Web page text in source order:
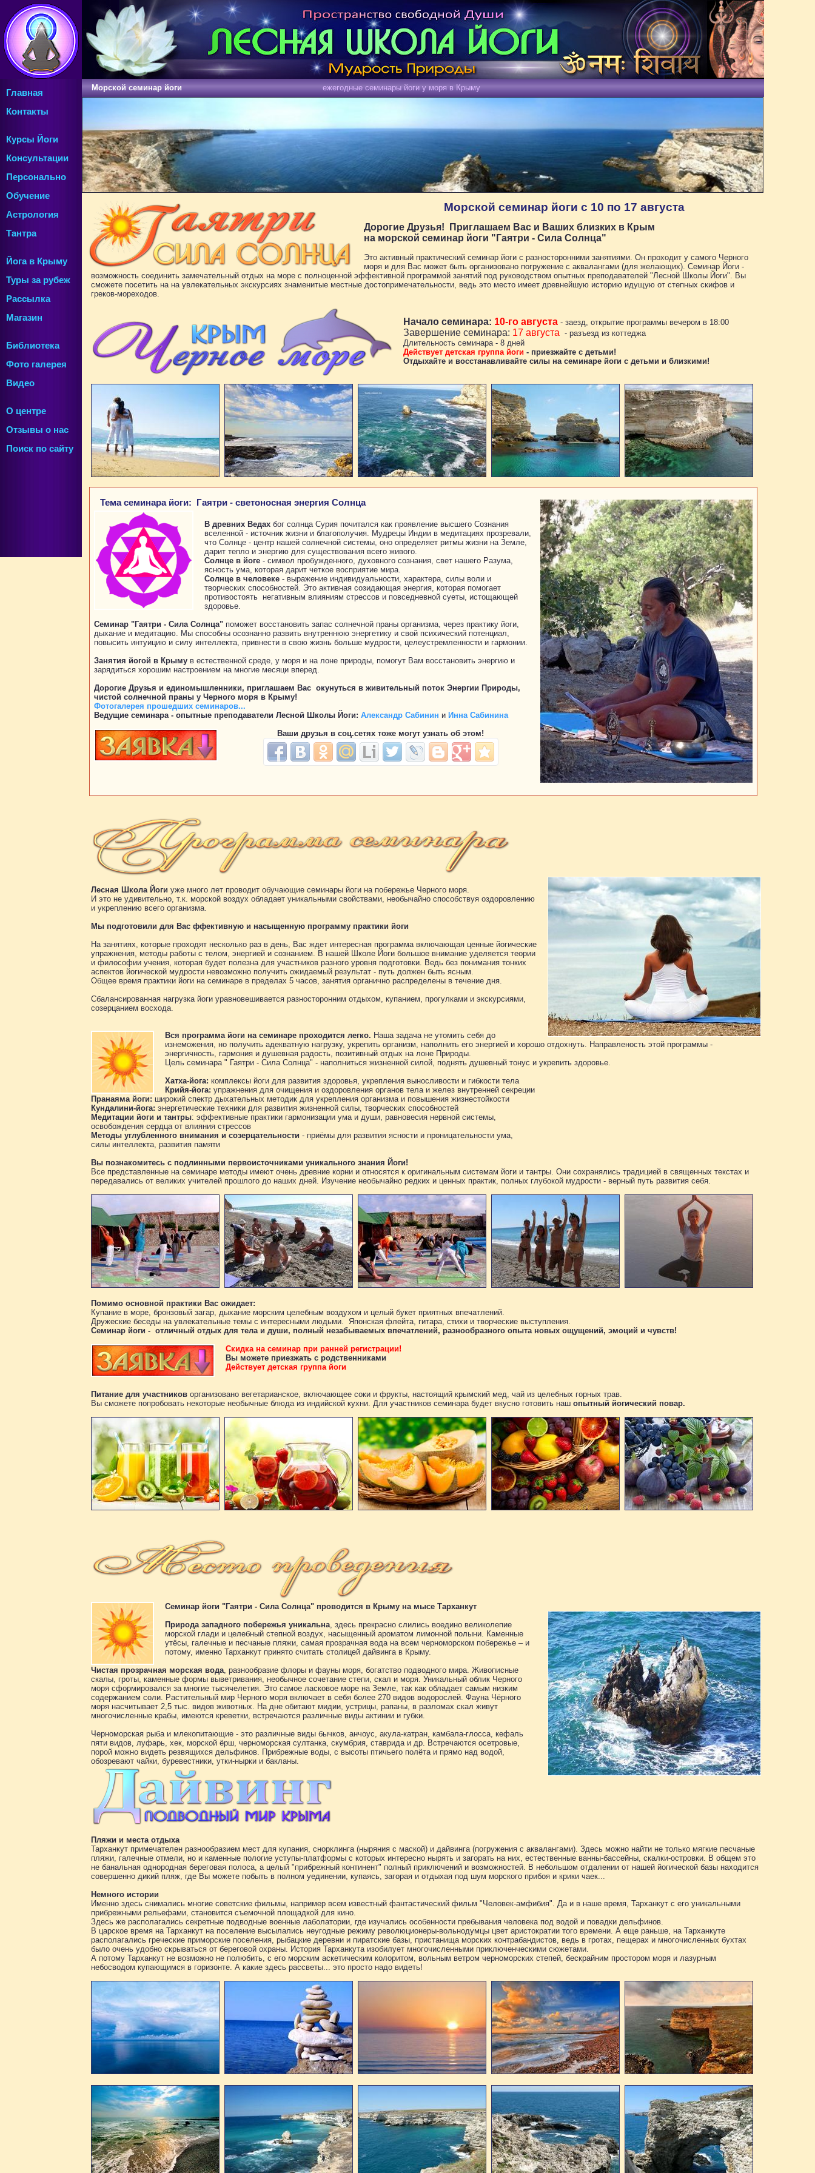
Главная
Контакты
Курсы Йоги
Консультации
Персонально
Обучение
Астрология
Тантра
Йога в Крыму
Туры за рубеж
Рассылка
Магазин
Библиотека
Фото галерея
Видео
О центре
Отзывы о нас
Поиск по сайту
Морской семинар йоги ежегодные семинары йоги у моря в Крыму
Морской семинар йоги с 10 по 17 августа
Дорогие Друзья! Приглашаем Вас и Ваших близких в Крым
на морской семинар йоги "Гаятри - Сила Солнца"
Это активный практический семинар йоги с разносторонними занятиями. Он проходит у самого Черного
моря и для Вас может быть организовано погружение с аквалангами (для желающих). Семинар Йоги -
возможность соединить замечательный отдых на море с полноценной эффективной программой занятий под руководством опытных преподавателей "Лесной Школы Йоги". Вы
сможете посетить на на увлекательных экскурсиях знаменитые местные достопримечательности, ведь это место имеет древнейшую историю идущую от степных скифов и
греков-мореходов.
Начало семинара: 10-го августа - заезд, открытие программы вечером в 18:00
Завершение семинара: 17 августа - разъезд из коттеджа
Длительность семинара - 8 дней
Действует детская группа йоги - приезжайте с детьми!
Отдыхайте и восстанавливайте силы на семинаре йоги с детьми и близкими!
Тема семинара йоги: Гаятри - светоносная энергия Солнца
В древних Ведахбог солнца Сурия почитался как проявление высшего Сознания
вселенной - источник жизни и благополучия. Мудрецы Индии в медитациях прозревали,
что Солнце - центр нашей солнечной системы, оно определяет ритмы жизни на Земле,
дарит тепло и энергию для существования всего живого.
Солнце в йоге- символ пробужденного, духовного сознания, свет нашего Разума,
ясность ума, которая дарит четкое восприятие мира.
Солнце в человеке- выражение индивидуальности, характера, силы воли и
творческих способностей. Это активная созидающая энергия, которая помогает
противостоять негативным влияниям стрессов и повседневной суеты, истощающей
здоровье.
Семинар "Гаятри - Сила Солнца" поможет восстановить запас солнечной праны организма, через практику йоги,
дыхание и медитацию. Мы способны осознанно развить внутреннюю энергетику и свой психический потенциал,
повысить интуицию и силу интеллекта, привнести в свою жизнь больше мудрости, целеустремленности и гармонии.
Занятия йогой в Крымув естественной среде, у моря и на лоне природы, помогут Вам восстановить энергию и
зарядиться хорошим настроением на многие месяци вперед.
Дорогие Друзья и единомышленники, приглашаем Вас окунуться в живительный поток Энергии Природы,
чистой солнечной праны у Черного моря в Крыму!
Фотогалерея прошедших семинаров...
Ведущие семинара - опытные преподаватели Лесной Школы Йоги: Александр Сабинин и Инна Сабинина
Ваши друзья в соц.сетях тоже могут узнать об этом!
Лесная Школа Йоги уже много лет проводит обучающие семинары йоги на побережье Черного моря.
И это не удивительно, т.к. морской воздух обладает уникальными свойствами, необычайно способствуя оздоровлению
и укреплению всего организма.
Мы подготовили для Вас ффективную и насыщенную программу практики йоги
На занятиях, которые проходят несколько раз в день, Вас ждет интересная программа включающая ценные йогические
упражнения, методы работы с телом, энергией и сознанием. В нашей Школе Йоги большое внимание уделяется теории
и философии учения, которая будет полезна для участников разного уровня подготовки. Ведь без понимания тонких
аспектов йогической мудрости невозможно получить ожидаемый результат - путь должен быть ясным.
Общее время практики йоги на семинаре в пределах 5 часов, занятия органично распределены в течение дня.
Сбалансированная нагрузка йоги уравновешивается разносторонним отдыхом, купанием, прогулками и экскурсиями,
созерцанием восхода.
Вся программа йоги на семинаре проходится легко. Наша задача не утомить себя до
изнеможения, но получить адекватную нагрузку, укрепить организм, наполнить его энергией и хорошо отдохнуть. Направленость этой программы -
энергичность, гармония и душевная радость, позитивный отдых на лоне Природы.
Цель семинара " Гаятри - Сила Солнца" - наполниться жизненной силой, поднять душевный тонус и укрепить здоровье.
Хатха-йога: комплексы йоги для развития здоровья, укрепления выносливости и гибкости тела
Крийя-йога: упражнения для очищения и оздоровления органов тела и желез внутренней секреции
Пранаяма йоги: широкий спектр дыхательных методик для укрепления организма и повышения жизнестойкости
Кундалини-йога: энергетические техники для развития жизненной силы, творческих способностей
Медитации йоги и тантры: эффективные практики гармонизации ума и души, равновесия нервной системы,
освобождения сердца от влияния стрессов
Методы углубленного внимания и созерцательности - приёмы для развития ясности и проницательности ума,
силы интеллекта, развития памяти
Вы познакомитесь с подлинными первоисточниками уникального знания Йоги!
Все представленные на семинаре методы имеют очень древние корни и относятся к оригинальным системам йоги и тантры. Они сохранялись традицией в священных текстах и
передавались от великих учителей прошлого до наших дней. Изучение необычайно редких и ценных практик, полных глубокой мудрости - верный путь развития себя.
Помимо основной практики Вас ожидает:
Купание в море, бронзовый загар, дыхание морским целебным воздухом и целый букет приятных впечатлений.
Дружеские беседы на увлекательные темы с интересными людьми. Японская флейта, гитара, стихи и творческие выступления.
Семинар йоги - отличный отдых для тела и души, полный незабываемых впечатлений, разнообразного опыта новых ощущений, эмоций и чувств!
Скидка на семинар при ранней регистрации!
Вы можете приезжать с родственниками
Действует детская группа йоги
Питание для участников организовано вегетарианское, включающее соки и фрукты, настоящий крымский мед, чай из целебных горных трав.
Вы сможете попробовать некоторые необычные блюда из индийской кухни. Для участников семинара будет вкусно готовить наш опытный йогический повар.
Семинар йоги "Гаятри - Сила Солнца" проводится в Крыму на мысе Тарханкут
Природа западного побережья уникальна, здесь прекрасно слились воедино великолепие
морской глади и целебный степной воздух, насыщенный ароматом лимонной полыни. Каменные
утёсы, галечные и песчаные пляжи, самая прозрачная вода на всем черноморском побережье – и
потому, именно Тарханкут принято считать столицей дайвинга в Крыму.
Чистая прозрачная морская вода, разнообразие флоры и фауны моря, богатство подводного мира. Живописные
скалы, гроты, каменные формы выветривания, необычное сочетание степи, скал и моря. Уникальный облик Черного
моря сформировался за многие тысячелетия. Это самое ласковое море на Земле, так как обладает самым низким
содержанием соли. Растительный мир Черного моря включает в себя более 270 видов водорослей. Фауна Чёрного
моря насчитывает 2,5 тыс. видов животных. На дне обитают мидии, устрицы, рапаны, в разломах скал живут
многочисленные крабы, имеются креветки, встречаются различные виды актинии и губки.
Черноморская рыба и млекопитающие - это различные виды бычков, анчоус, акула-катран, камбала-глосса, кефаль
пяти видов, луфарь, хек, морской ёрш, черноморская султанка, скумбрия, ставрида и др. Встречаются осетровые,
порой можно видеть резвящихся дельфинов. Прибрежные воды, с высоты птичьего полёта и прямо над водой,
обозревают чайки, буревестники, утки-нырки и бакланы.
Пляжи и места отдыха
Тарханкут примечателен разнообразием мест для купания, снорклинга (ныряния с маской) и дайвинга (погружения с аквалангами). Здесь можно найти не только мягкие песчаные
пляжи, галечные отмели, но и каменные пологие уступы-платформы с которых интересно нырять и загорать на них, естественные ванны-бассейны, скалки-островки. В общем это
не банальная однородная береговая полоса, а целый "прибрежный континент" полный приключений и возможностей. В небольшом отдалении от нашей йогической базы находится
совершенно дикий пляж, где Вы можете побыть в полном уединении, купаясь, загорая и отдыхая под шум морского прибоя и крики чаек...
Немного истории
Именно здесь снимались многие советские фильмы, например всем известный фантастический фильм "Человек-амфибия". Да и в наше время, Тарханкут с его уникальными
прибрежными рельефами, становится съемочной площадкой для кино.
Здесь же располагались секретные подводные военные лаболатории, где изучались особенности пребывания человека под водой и повадки дельфинов.
В царское время на Тарханкут на поселение высылались неугодные режиму революционеры-вольнодумцы цвет аристократии того времени. А еще раньше, на Тарханкуте
располагались греческие приморские поселения, рыбацкие деревни и пиратские базы, пристанища морских контрабандистов, ведь в гротах, пещерах и многочисленных бухтах
было очень удобно скрываться от береговой охраны. История Тарханкута изобилует многочисленными приключенческими сюжетами.
А потому Тарханкут не возможно не полюбить, с его морским аскетическим колоритом, вольным ветром черноморских степей, бескрайним простором моря и лазурным
небосводом купающимся в горизонте. А какие здесь рассветы... это просто надо видеть!